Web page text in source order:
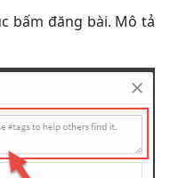
bấm đăng bài. Mô tả